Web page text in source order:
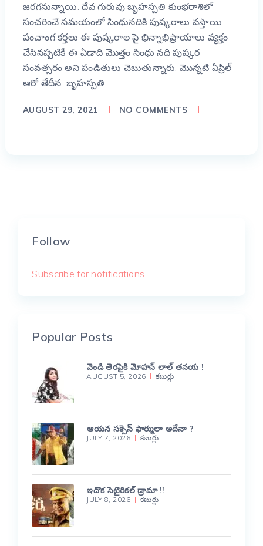
జరగనున్నాయి. దేవ గురువు బృహస్పతి కుంభరాశిలో
సంచరించే సమయంలో సింధునదికి పుష్కరాలు వస్తాయి.
పంచాంగ కర్తలు ఈ పుష్కరాల పై భిన్నాభిప్రాయాలు వ్యక్తం
చేసినప్పటికీ ఈ ఏడాది మొత్తం సింధు నది పుష్కర
సంవత్సరం అని పండితులు చెబుతున్నారు. మొన్నటి ఏప్రిల్
ఆరో తేదీన బృహస్పతి …
AUGUST 29, 2021 NO COMMENTS
Follow
Subscribe for notifications
Popular Posts
వెండి తెరపైకి మోహన్ లాల్ తనయ !
AUGUST 5, 2026 కబుర్లు
ఆయన సక్సెస్ ఫార్ములా అదేనా ?
JULY 7, 2026 కబుర్లు
ఇదొక సెటైరికల్ డ్రామా !!
JULY 8, 2026 కబుర్లు